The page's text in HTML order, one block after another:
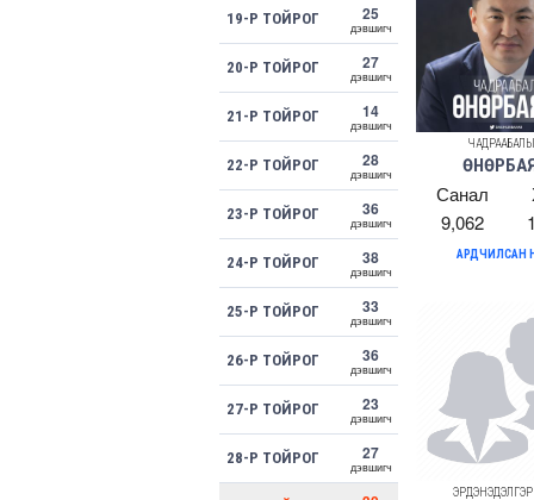
19-Р ТОЙРОГ 25
дэвшигч
20-Р ТОЙРОГ 27
дэвшигч
21-Р ТОЙРОГ 14
дэвшигч
22-Р ТОЙРОГ 28
дэвшигч
23-Р ТОЙРОГ 36
дэвшигч
24-Р ТОЙРОГ 38
дэвшигч
25-Р ТОЙРОГ 33
дэвшигч
26-Р ТОЙРОГ 36
дэвшигч
27-Р ТОЙРОГ 23
дэвшигч
28-Р ТОЙРОГ 27
дэвшигч
Санал
9,062
АРДЧИЛСАН